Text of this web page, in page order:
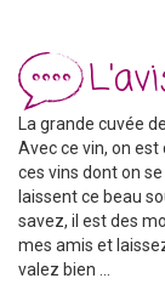
La grande cuvée
Avec ce vin, on est
ces vins dont on
laissent ce beau
savez, il est des
mes amis et
valez bien ...